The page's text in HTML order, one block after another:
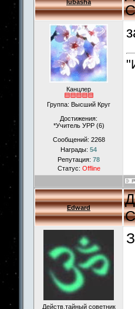
lubasha
Канцлер
Группа: Высший Круг
Достижения:
*Учитель УРР (6)
Сообщений: 2268
Награды: 54
Репутация: 78
Статус: Offline
Edward
Действ.тайный советник